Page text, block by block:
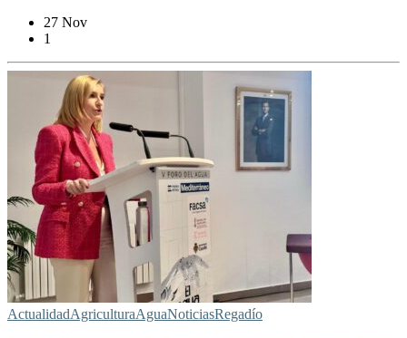
27 Nov
1
ActualidadAgriculturaAguaNoticiasRegadío